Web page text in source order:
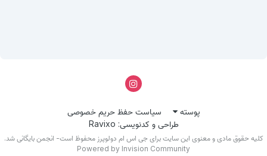
پوسته
سیاست حفظ حریم خصوصی
طراحی و کدنویسی: Ravixo
کلیه حقوق مادی و معنوی این سایت برای جی اس ام دولوپرز محفوظ است- انجمن بایگانی شد.
Powered by Invision Community